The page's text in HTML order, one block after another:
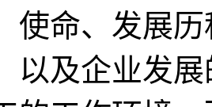
使命、发展
以及企业发